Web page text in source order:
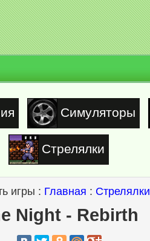
Симуляторы
Стрелялки
игры : Главная : Стрелялки
Night - Rebirth